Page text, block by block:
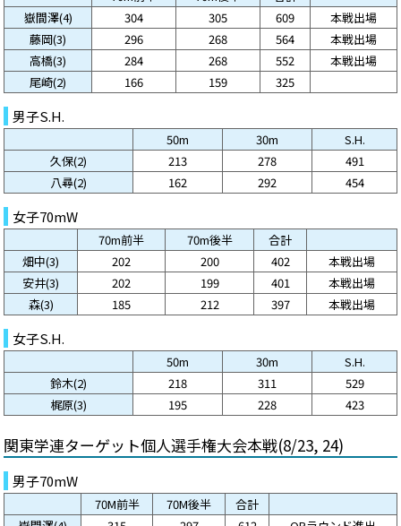
嶽間澤(4)
304 305 609
本戦出場
藤岡(3)
296 268 564
本戦出場
高橋(3)
284 268 552
本戦出場
尾崎(2)
166 159 325
男子S.H.
50m 30m
S.H.
久保(2)
213 278
491
八尋(2)
162 292 454
女子70mW
70m前半 70m後半
合計
畑中(3)
202 200 402
本戦出場
安井(3)
202 199 401
本戦出場
森(3)
185 212 397 本戦出場
女子S.H.
50m 30m
S.H.
鈴木(2)
218 311
529
梶原(3)
195 228 423
関東学連ターゲット個人選手権大会本戦(8/23, 24)
男子70mW
70M前半 70M後半
合計